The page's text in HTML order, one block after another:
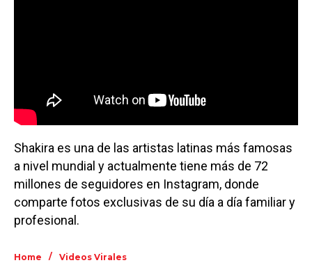
Shakira es una de las artistas latinas más famosas
a nivel mundial y actualmente tiene más de 72
millones de seguidores en Instagram, donde
comparte fotos exclusivas de su día a día familiar y
profesional.
Home / Videos Virales